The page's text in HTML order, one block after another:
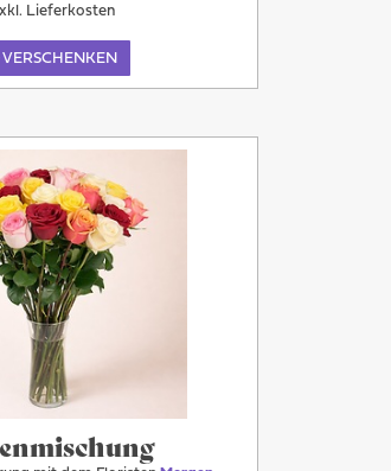
Morgen
Lieferkosten
VERSCHENKEN